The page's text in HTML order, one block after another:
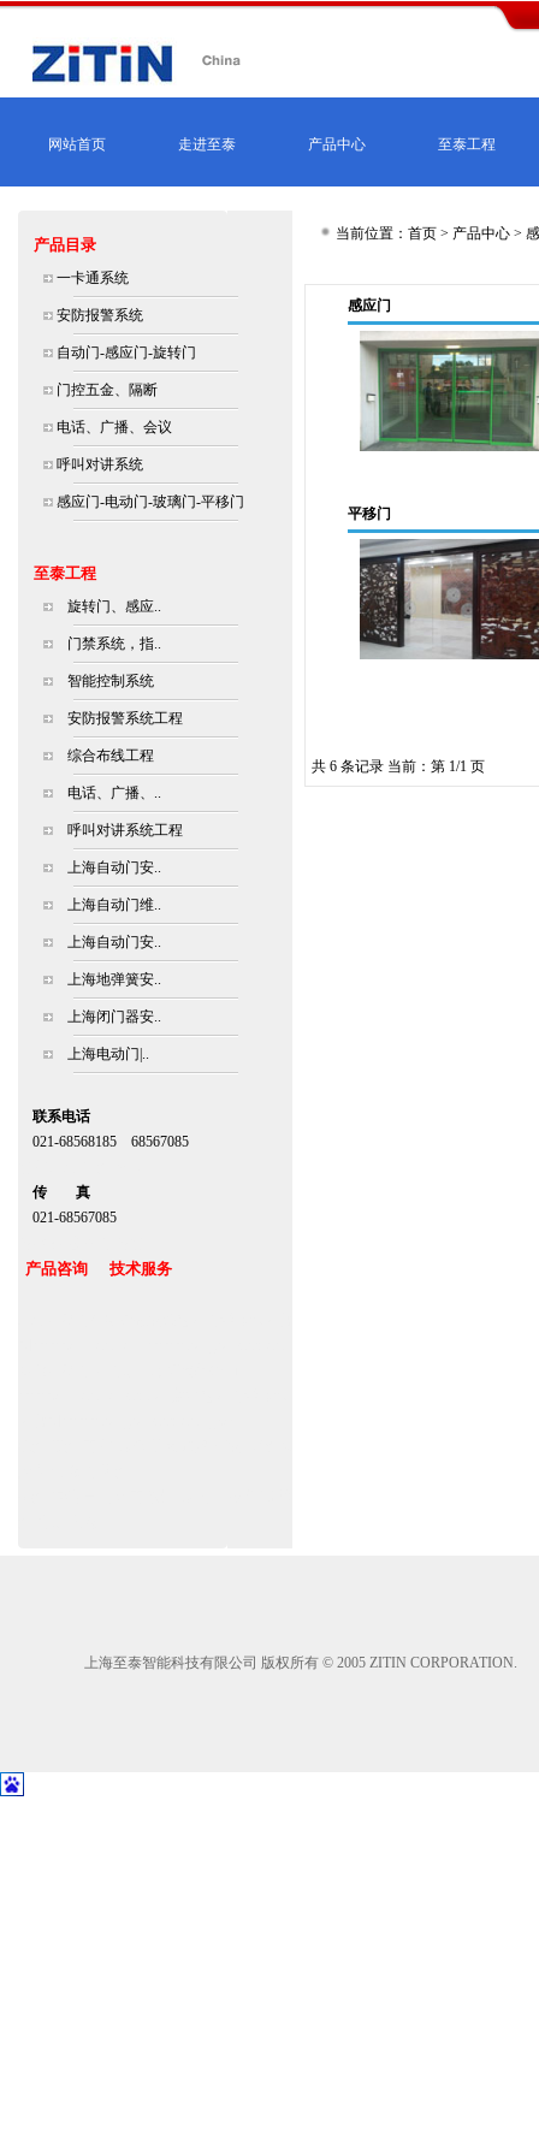
网站首页 走进至泰 产品中心 至泰工程
产品目录
一卡通系统
安防报警系统
自动门-感应门-旋转门
门控五金、隔断
电话、广播、会议
呼叫对讲系统
感应门-电动门-玻璃门-平移门
至泰工程
旋转门、感应..
门禁系统，指..
智能控制系统
安防报警系统工程
综合布线工程
电话、广播、..
呼叫对讲系统工程
上海自动门安..
上海自动门维..
上海自动门安..
上海地弹簧安..
上海闭门器安..
上海电动门|..
联系电话
021-68568185 68567085
传 真
021-68567085
产品咨询 技术服务
当前位置：首页 > 产品中心 >
感应门
平移门
共 6 条记录 当前：第 1/1 页
上海至泰智能科技有限公司 版权所有 © 2005 ZITIN CORPORATION.